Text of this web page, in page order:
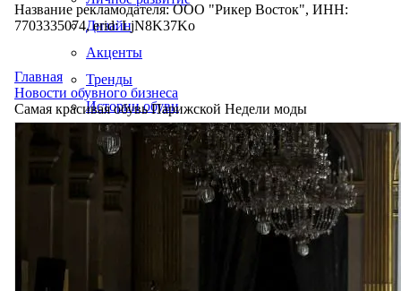
Дизайн
Акценты
Тренды
Истории обуви
Производство
Название рекламодателя: ООО "Рикер Восток", ИНН:
7703335074, erid: LjN8K37Ko
Главная
Новости обувного бизнеса
Самая красивая обувь Парижской Недели моды